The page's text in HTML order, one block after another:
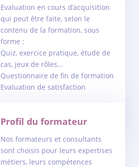
Evaluation en cours d’acquisition
qui peut être faite, selon le
contenu de la formation, sous
forme :
Quiz, exercice pratique, étude de
cas, jeux de rôles…
Questionnaire de fin de formation
Evaluation de satisfaction
Profil du formateur
Nos formateurs et consultants
sont choisis pour leurs expertises
métiers, leurs compétences